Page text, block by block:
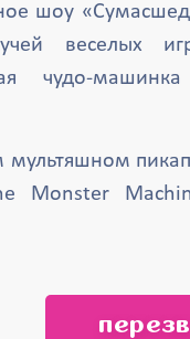
шоу
веселых
чудо-
мультяшном
Monster